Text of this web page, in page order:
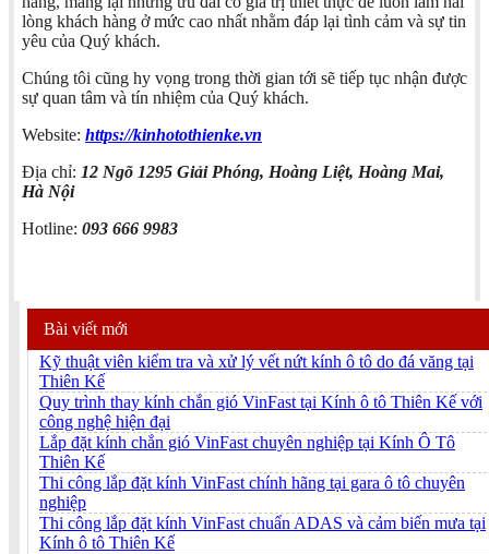
lòng khách hàng ở mức cao nhất nhằm đáp lại tình cảm và sự tin
yêu của Quý khách.
Chúng tôi cũng hy vọng trong thời gian tới sẽ tiếp tục nhận được
sự quan tâm và tín nhiệm của Quý khách.
Website: https://kinhotothienke.vn
Địa chỉ: 12 Ngõ 1295 Giải Phóng, Hoàng Liệt, Hoàng Mai,
Hà Nội
Hotline: 093 666 9983
Bài viết mới
Kỹ thuật viên kiểm tra và xử lý vết nứt kính ô tô do đá văng tại
Thiên Kế
Quy trình thay kính chắn gió VinFast tại Kính ô tô Thiên Kế với
công nghệ hiện đại
Lắp đặt kính chắn gió VinFast chuyên nghiệp tại Kính Ô Tô
Thiên Kế
Thi công lắp đặt kính VinFast chính hãng tại gara ô tô chuyên
nghiệp
Thi công lắp đặt kính VinFast chuẩn ADAS và cảm biến mưa tại
Kính ô tô Thiên Kế